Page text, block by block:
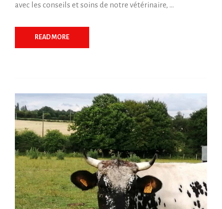
avec les conseils et soins de notre vétérinaire, …
READ MORE